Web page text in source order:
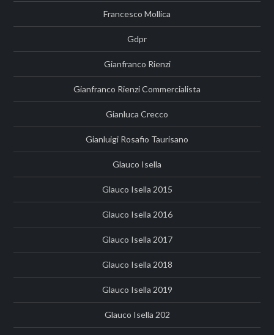
Francesco Mollica
Gdpr
Gianfranco Rienzi
Gianfranco Rienzi Commercialista
Gianluca Crecco
Gianluigi Rosafio Taurisano
Glauco Isella
Glauco Isella 2015
Glauco Isella 2016
Glauco Isella 2017
Glauco Isella 2018
Glauco Isella 2019
Glauco Isella 202